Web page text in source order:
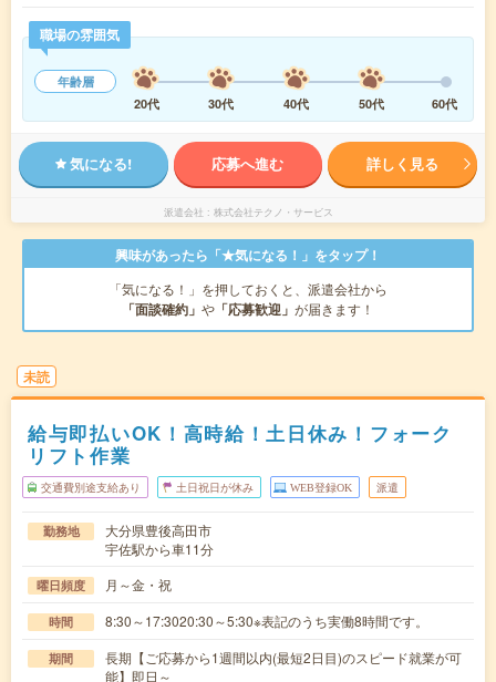
職場の雰囲気
年齢層
20代
30代 40代 50代 60代
気になる! 応募へ進む 詳しく見る
派遣会社 株式会社テクノ・サービス
興味があったら「★気になる！」をタップ！
「気になる！」を押しておくと、派遣会社から
「面談確約」 や 「応募歓迎」 が届きます！
未読
給与即払いOK！高時給！土日休み！フォーク
リフト作業
交通費別途支給あり 土日祝日が休み WEB登録OK 派遣
勤務地
大分県豊後高田市
宇佐駅から車11分
曜日頻度 月～金・祝
時間 8:30～17:3020:30～5:30※表記のうち実働8時間です。
期間
長期【ご応募から1週間以内(最短2日目)のスピード就業が可
能】即日～